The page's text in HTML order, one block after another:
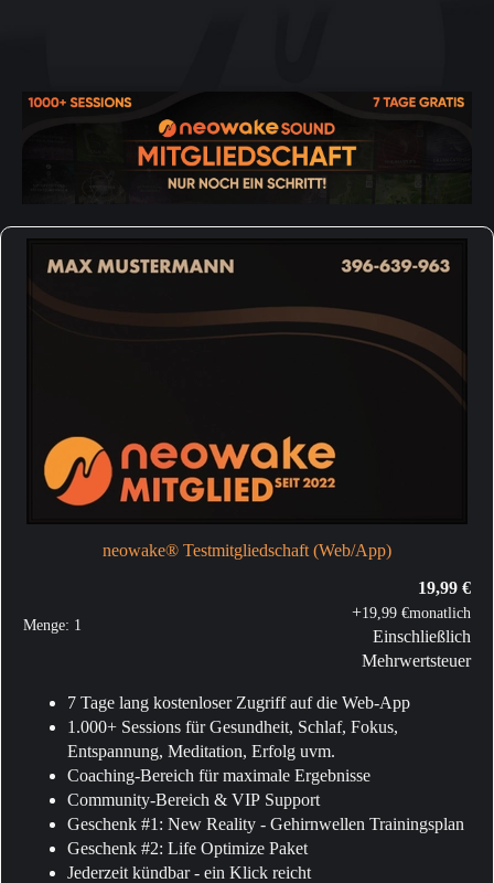
neowake® Testmitgliedschaft (Web/App)
Menge: 1
19,99 €
+19,99 €monatlich
Einschließlich
Mehrwertsteuer
7 Tage lang kostenloser Zugriff auf die Web-App
1.000+ Sessions für Gesundheit, Schlaf, Fokus,
Entspannung, Meditation, Erfolg uvm.
Coaching-Bereich für maximale Ergebnisse
Community-Bereich & VIP Support
Geschenk #1: New Reality - Gehirnwellen Trainingsplan
Geschenk #2: Life Optimize Paket
Jederzeit kündbar - ein Klick reicht